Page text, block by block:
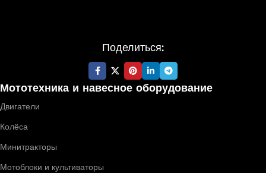
Поделиться:
Мототехника и навесное оборудование
Двигатели
Колёса
Минитракторы
Мотоблоки и культиваторы